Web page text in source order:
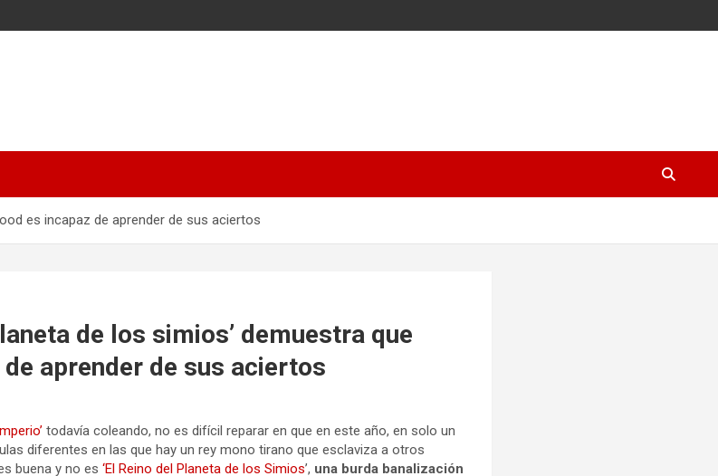
es incapaz de aprender de sus aciertos
de los simios’ demuestra que
aprender de sus aciertos
todavía coleando, no es difícil reparar en que en este año, en solo un
diferentes en las que hay un rey mono tirano que esclaviza a otros
buena y no es‘El Reino del Planeta de los Simios’, una burda banalización